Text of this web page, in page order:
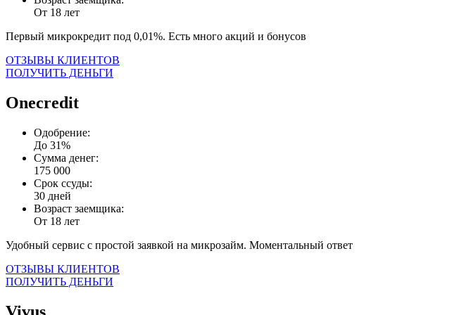
От 18 лет
Первый микрокредит под 0,01%. Есть много акций и бонусов
ОТЗЫВЫ КЛИЕНТОВ
ПОЛУЧИТЬ ДЕНЬГИ
Onecredit
Одобрение:
До 31%
Сумма денег:
175 000
Срок ссуды:
30 дней
Возраст заемщика:
От 18 лет
Удобный сервис с простой заявкой на микрозайм. Моментальный ответ
ОТЗЫВЫ КЛИЕНТОВ
ПОЛУЧИТЬ ДЕНЬГИ
Vivus